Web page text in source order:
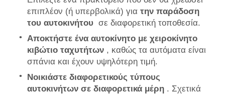
επιπλέον (ή υπερβολικά) για την παράδοση
του αυτοκινήτουσε διαφορετική τοποθεσία.
Αποκτήστε ένα αυτοκίνητο με χειροκίνητο
κιβώτιο ταχυτήτων, καθώς τα αυτόματα είναι
σπάνια και έχουν υψηλότερη τιμή.
Νοικιάστε διαφορετικούς τύπους
αυτοκινήτων σε διαφορετικά μέρη. Σχετικά